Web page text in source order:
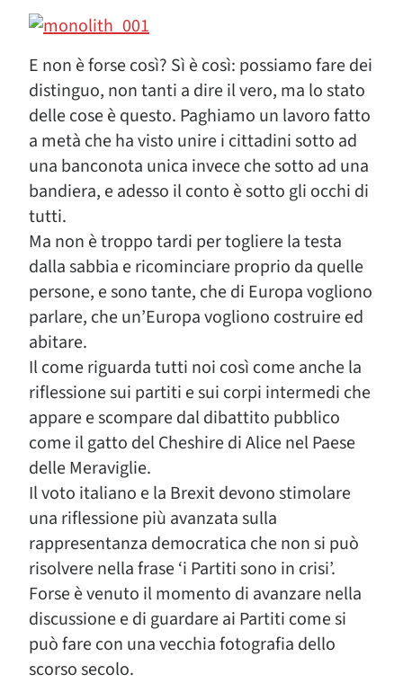
E non è forse così? Sì è così: possiamo fare dei
distinguo, non tanti a dire il vero, ma lo stato
delle cose è questo. Paghiamo un lavoro fatto
a metà che ha visto unire i cittadini sotto ad
una banconota unica invece che sotto ad una
bandiera, e adesso il conto è sotto gli occhi di
tutti.
Ma non è troppo tardi per togliere la testa
dalla sabbia e ricominciare proprio da quelle
persone, e sono tante, che di Europa vogliono
parlare, che un’Europa vogliono costruire ed
abitare.
Il come riguarda tutti noi così come anche la
riflessione sui partiti e sui corpi intermedi che
appare e scompare dal dibattito pubblico
come il gatto del Cheshire di Alice nel Paese
delle Meraviglie.
Il voto italiano e la Brexit devono stimolare
una riflessione più avanzata sulla
rappresentanza democratica che non si può
risolvere nella frase ‘i Partiti sono in crisi’.
Forse è venuto il momento di avanzare nella
discussione e di guardare ai Partiti come si
può fare con una vecchia fotografia dello
scorso secolo.